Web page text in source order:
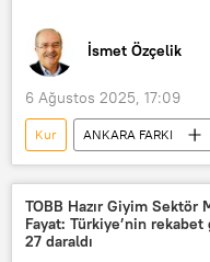
İsmet Özçelik
6 Ağustos 2025, 17:09
Kur ANKARA FARKI
Radyo Sputnik
Enflasyon
Tarım
Sanayi
Kredi
TOBB Hazır Giyim Sektör
Fayat: Türkiye’nin rekabet
27 daraldı